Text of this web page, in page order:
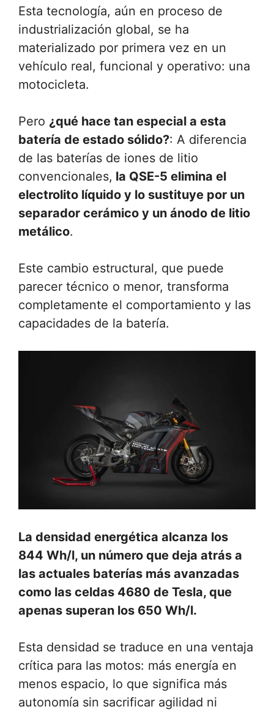
Esta tecnología, aún en proceso de
industrialización global, se ha
materializado por primera vez en un
vehículo real, funcional y operativo: una
motocicleta.
Pero ¿qué hace tan especial a esta
batería de estado sólido?: A diferencia
de las baterías de iones de litio
convencionales, la QSE-5 elimina el
electrolito líquido y lo sustituye por un
separador cerámico y un ánodo de litio
metálico.
Este cambio estructural, que puede
parecer técnico o menor, transforma
completamente el comportamiento y las
capacidades de la batería.
La densidad energética alcanza los
844 Wh/l, un número que deja atrás a
las actuales baterías más avanzadas
como las celdas 4680 de Tesla, que
apenas superan los 650 Wh/l.
Esta densidad se traduce en una ventaja
crítica para las motos: más energía en
menos espacio, lo que significa más
autonomía sin sacrificar agilidad ni